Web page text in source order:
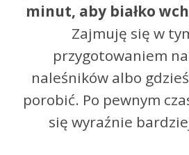
minut, aby białko
Zajmuję się w
przygotowaniem
naleśników albo
porobić. Po pewnym
się wyraźnie